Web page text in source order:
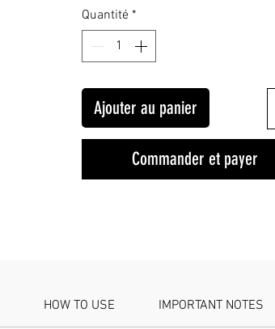
système respiratoire à débit constant
Quantité *
Ajouter au panier
Commander et payer
HOW TO USE IMPORTANT NOTES